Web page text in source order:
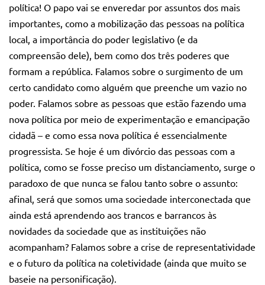
política! O papo vai se enveredar por assuntos dos mais
importantes, como a mobilização das pessoas na política
local, a importância do poder legislativo (e da
compreensão dele), bem como dos três poderes que
formam a república. Falamos sobre o surgimento de um
certo candidato como alguém que preenche um vazio no
poder. Falamos sobre as pessoas que estão fazendo uma
nova política por meio de experimentação e emancipação
cidadã – e como essa nova política é essencialmente
progressista. Se hoje é um divórcio das pessoas com a
política, como se fosse preciso um distanciamento, surge o
paradoxo de que nunca se falou tanto sobre o assunto:
afinal, será que somos uma sociedade interconectada que
ainda está aprendendo aos trancos e barrancos às
novidades da sociedade que as instituições não
acompanham? Falamos sobre a crise de representatividade
e o futuro da política na coletividade (ainda que muito se
baseie na personificação).